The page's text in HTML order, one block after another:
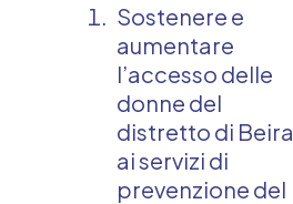
Sostenere e
aumentare
l’accesso delle
donne del
distretto di Beira
ai servizi di
prevenzione del